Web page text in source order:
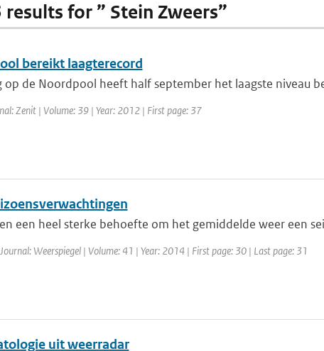
results for ” Stein Zweers”
bereikt laagterecord
op de Noordpool heeft half september het laagste niveau
Zenit | Volume: 39 | Year: 2012 | First page: 37
een heel sterke behoefte om het gemiddelde weer een
Weerspiegel | Volume: 41 | Year: 2014 | First page: 30 | Last page: 31
uit weerradar